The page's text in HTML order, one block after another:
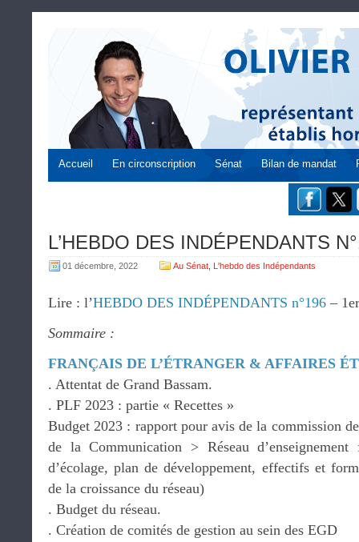
Accueil En circonscription Sénat Bilan de mandat
L’HEBDO DES INDÉPENDANTS
01 décembre, 2022 Au Sénat L'hebdo des Indépendants
Lire : l’HEBDO DES INDÉPENDANTS n°196 –
Sommaire :
FRANÇAIS DE L’ÉTRANGER & AFFAIRES
. Attentat de Grand Bassam.
. PLF 2023 : partie « Recettes »
Budget 2023 : rapport pour avis de la commission
de la Communication > Réseau
d’écolage, plan de développement, effectifs et
de la croissance du réseau)
. Budget du réseau.
. Création de comités de gestion au sein des EGD